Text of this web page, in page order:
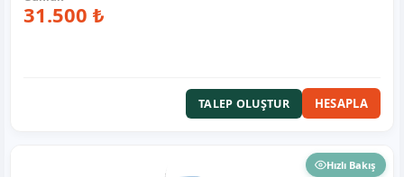
31.500 ₺
TALEP OLUŞTUR HESAPLA
Hızlı Bakış